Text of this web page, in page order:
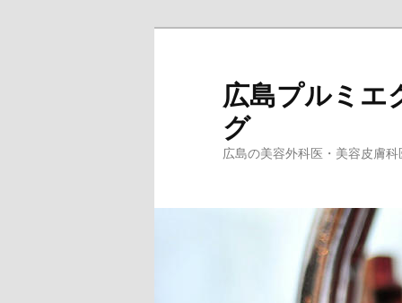
広島プルミ
グ
広島の美容外科医・美容皮膚